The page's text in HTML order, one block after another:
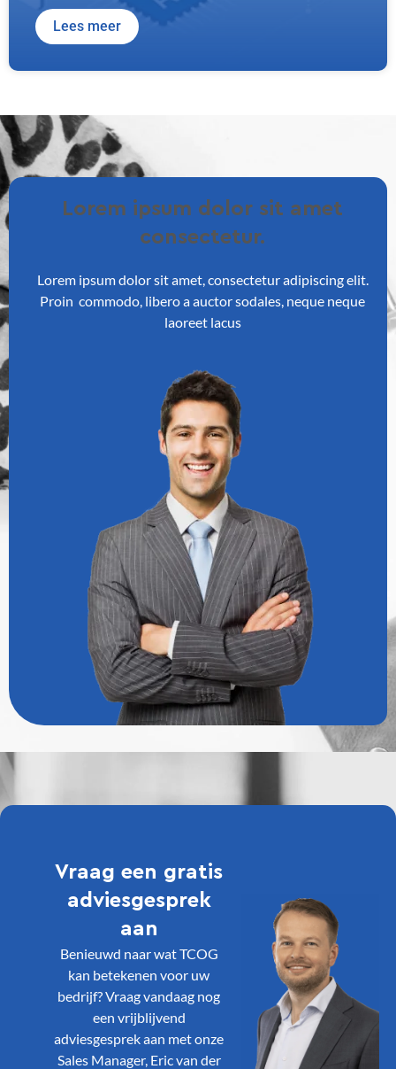
Lees meer
Lorem ipsum dolor sit amet
consectetur.
Lorem ipsum dolor sit amet, consectetur adipiscing elit.
Proin commodo, libero a auctor sodales, neque neque
laoreet lacus
Vraag een gratis
adviesgesprek
aan
Benieuwd naar wat TCOG
kan betekenen voor uw
bedrijf? Vraag vandaag nog
een vrijblijvend
adviesgesprek aan met onze
Sales Manager, Eric van der